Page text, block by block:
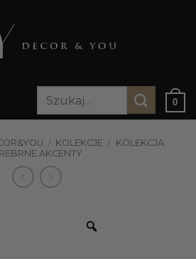
Szukaj:
0
/ KOLEKCJE / KOLEKCJA
AKCENTY